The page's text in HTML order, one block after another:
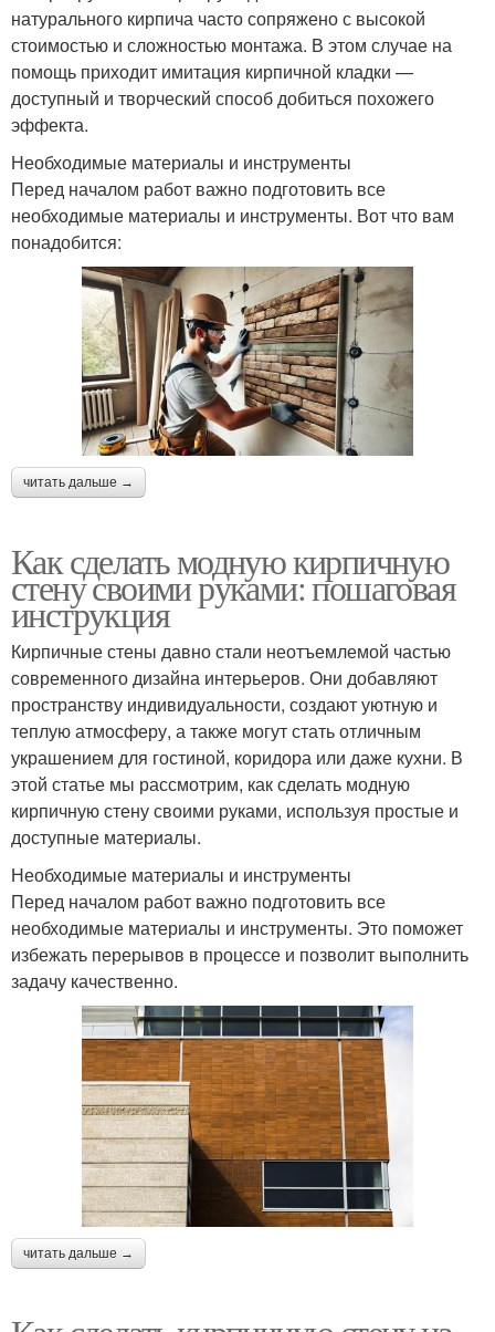
натурального кирпича часто сопряжено с высокой
стоимостью и сложностью монтажа. В этом случае на
помощь приходит имитация кирпичной кладки —
доступный и творческий способ добиться похожего
эффекта.
Необходимые материалы и инструменты
Перед началом работ важно подготовить все
необходимые материалы и инструменты. Вот что вам
понадобится:
читать дальше →
Как сделать модную кирпичную
стену своими руками: пошаговая
инструкция
Кирпичные стены давно стали неотъемлемой частью
современного дизайна интерьеров. Они добавляют
пространству индивидуальности, создают уютную и
теплую атмосферу, а также могут стать отличным
украшением для гостиной, коридора или даже кухни. В
этой статье мы рассмотрим, как сделать модную
кирпичную стену своими руками, используя простые и
доступные материалы.
Необходимые материалы и инструменты
Перед началом работ важно подготовить все
необходимые материалы и инструменты. Это поможет
избежать перерывов в процессе и позволит выполнить
задачу качественно.
читать дальше →